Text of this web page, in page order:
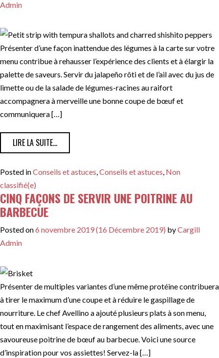
Admin
Présenter d’une façon inattendue des légumes à la carte sur votre
menu contribue à rehausser l’expérience des clients et à élargir la
palette de saveurs. Servir du jalapeño rôti et de l’ail avec du jus de
limette ou de la salade de légumes-racines au raifort
accompagnera à merveille une bonne coupe de bœuf et
communiquera […]
LIRE LA SUITE…FROM INSPIRATION POUR MARIER LES LÉGUMES
Posted inConseils et astuces,Conseils et astuces, Non
classifié(e)
CINQ FAÇONS DE SERVIR UNE POITRINE AU
BARBECUE
Posted on6 novembre 2019(16 Décembre 2019) byCargill
Admin
Présenter de multiples variantes d’une même protéine contribuera
à tirer le maximum d’une coupe et à réduire le gaspillage de
nourriture. Le chef Avellino a ajouté plusieurs plats à son menu,
tout en maximisant l’espace de rangement des aliments, avec une
savoureuse poitrine de bœuf au barbecue. Voici une source
d’inspiration pour vos assiettes! Servez-la […]